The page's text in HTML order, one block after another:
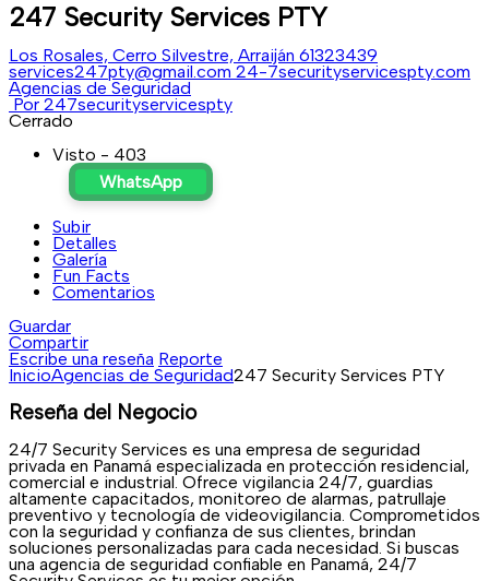
247 Security Services PTY
Los Rosales, Cerro Silvestre, Arraiján 61323439
services247pty@gmail.com 24-7securityservicespty.com
Agencias de Seguridad
Por 247securityservicespty
Cerrado
Visto - 403
WhatsApp
Subir
Detalles
Galería
Fun Facts
Comentarios
Guardar
Compartir
Escribe una reseña Reporte
InicioAgencias de Seguridad247 Security Services PTY
Reseña del Negocio
24/7 Security Services es una empresa de seguridad
privada en Panamá especializada en protección residencial,
comercial e industrial. Ofrece vigilancia 24/7, guardias
altamente capacitados, monitoreo de alarmas, patrullaje
preventivo y tecnología de videovigilancia. Comprometidos
con la seguridad y confianza de sus clientes, brindan
soluciones personalizadas para cada necesidad. Si buscas
una agencia de seguridad confiable en Panamá, 24/7